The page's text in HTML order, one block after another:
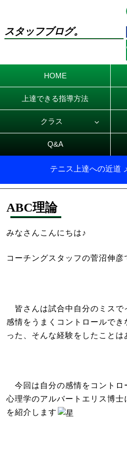
スタッフブログ。
HOME
上達できる指導方法
クラス
Q&A
テニス上達への近道
ABC理論
みなさんこんにちは♪
コーチングスタッフの菅沼伸彦
皆さんは試合中自分のミスで
感情をうまくコントロールでき
った、そんな経験をしたことは
今回は自分の感情をコントロ
心理学のアルバートエリス博士
を紹介します